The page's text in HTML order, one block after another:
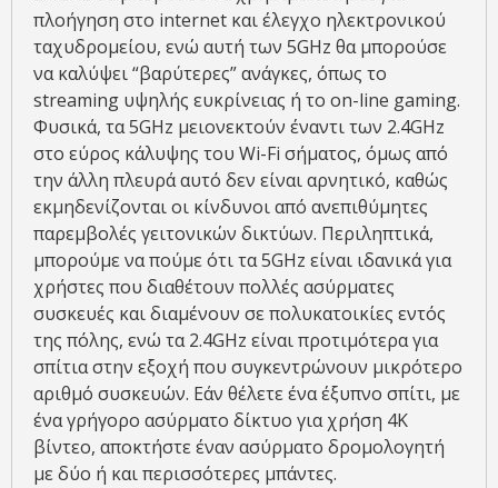
πλοήγηση στο internet και έλεγχο ηλεκτρονικού
ταχυδρομείου, ενώ αυτή των 5GHz θα μπορούσε
να καλύψει “βαρύτερες” ανάγκες, όπως το
streaming υψηλής ευκρίνειας ή το on-line gaming.
Φυσικά, τα 5GHz μειονεκτούν έναντι των 2.4GHz
στο εύρος κάλυψης του Wi-Fi σήματος, όμως από
την άλλη πλευρά αυτό δεν είναι αρνητικό, καθώς
εκμηδενίζονται οι κίνδυνοι από ανεπιθύμητες
παρεμβολές γειτονικών δικτύων. Περιληπτικά,
μπορούμε να πούμε ότι τα 5GHz είναι ιδανικά για
χρήστες που διαθέτουν πολλές ασύρματες
συσκευές και διαμένουν σε πολυκατοικίες εντός
της πόλης, ενώ τα 2.4GHz είναι προτιμότερα για
σπίτια στην εξοχή που συγκεντρώνουν μικρότερο
αριθμό συσκευών. Εάν θέλετε ένα έξυπνο σπίτι, με
ένα γρήγορο ασύρματο δίκτυο για χρήση 4K
βίντεο, αποκτήστε έναν ασύρματο δρομολογητή
με δύο ή και περισσότερες μπάντες.